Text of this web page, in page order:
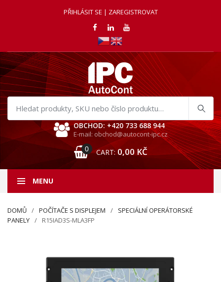
PŘIHLÁSIT SE | ZAREGISTROVAT
Hledat
produkty
OBCHOD: +420 733 688 944
E-mail: obchod@autocont-ipc.cz
0 CART: 0,00 KČ
MENU
DOMŮ POČÍTAČE S DISPLEJEM
SPECIÁLNÍ OPERÁTORSKÉ
PANELY
R15IAD3S-MLA3FP